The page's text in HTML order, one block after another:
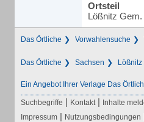
Ortsteil
Lößnitz
Das Örtliche Vorwahlensuche
Das Örtliche Sachsen Lößnitz
Ein Angebot Ihrer Verlage Das
Suchbegriffe | Kontakt | Inhalte
Impressum | Nutzungsbedingungen